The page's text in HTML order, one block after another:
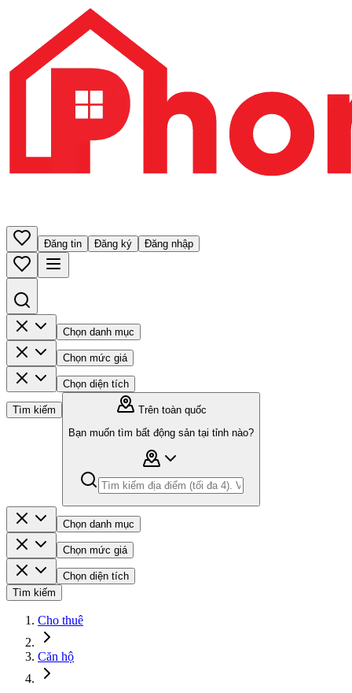
Đăng tin Đăng ký Đăng nhập
Chọn danh mục
Chọn mức giá
Chọn diện tích
Tìm kiếm
Trên toàn quốc
Bạn muốn tìm bất động sản tại tỉnh nào?
Chọn danh mục
Chọn mức giá
Chọn diện tích
Tìm kiếm
Cho thuê
Căn hộ